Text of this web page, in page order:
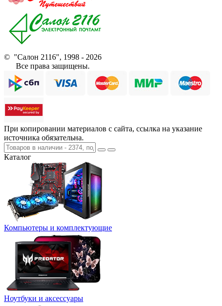
© "Салон 2116", 1998 - 2026
Все права защищены.
При копировании материалов с сайта, ссылка на указание
источника обязательна.
Каталог
Компьютеры и комплектующие
Ноутбуки и аксессуары